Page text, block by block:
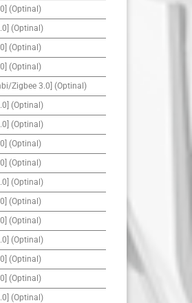
(Optinal)
(Optinal)
(Optinal)
(Optinal)
Zigbee 3.0] (Optinal)
(Optinal)
(Optinal)
(Optinal)
(Optinal)
(Optinal)
(Optinal)
(Optinal)
(Optinal)
(Optinal)
(Optinal)
(Optinal)